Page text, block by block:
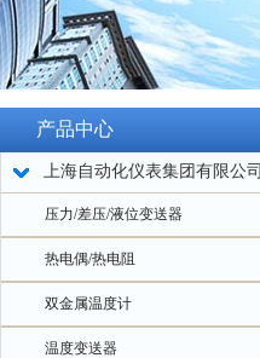
产品中心
上海自动化仪表集团有限公司
压力/差压/液位变送器
热电偶/热电阻
双金属温度计
温度变送器